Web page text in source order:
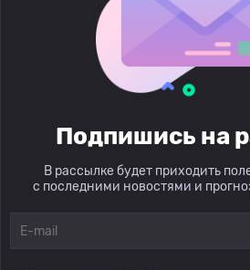
Подпишись на
В рассылке будет приходить
с последними новостями и